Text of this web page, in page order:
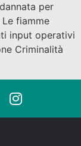
per
fiamme
input operativi
Criminalità